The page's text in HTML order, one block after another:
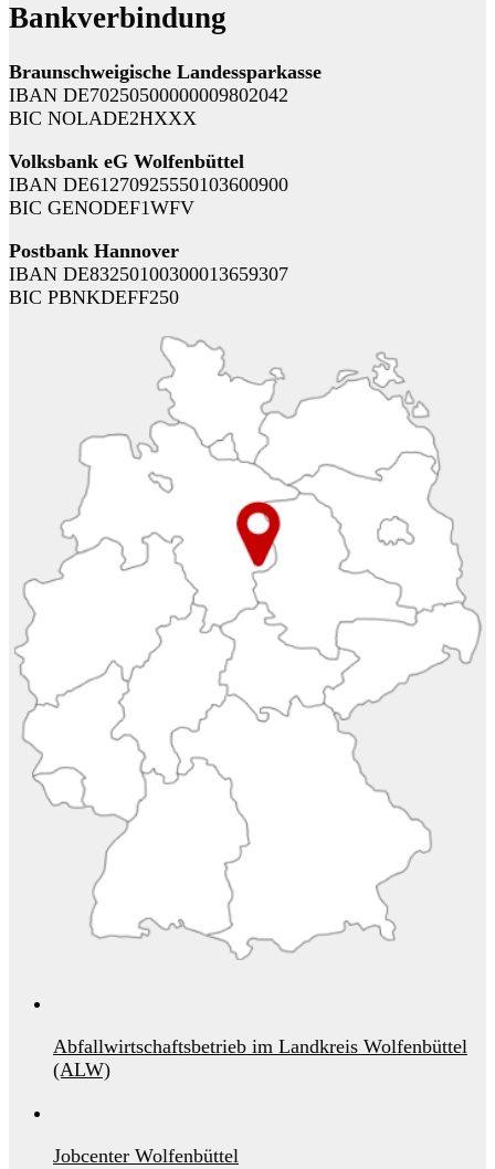
Bankverbindung
Braunschweigische Landessparkasse
IBAN DE70250500000009802042
BIC NOLADE2HXXX
Volksbank eG Wolfenbüttel
IBAN DE61270925550103600900
BIC GENODEF1WFV
Postbank Hannover
IBAN DE83250100300013659307
BIC PBNKDEFF250
Abfallwirtschaftsbetrieb im Landkreis Wolfenbüttel
(ALW)
Jobcenter Wolfenbüttel